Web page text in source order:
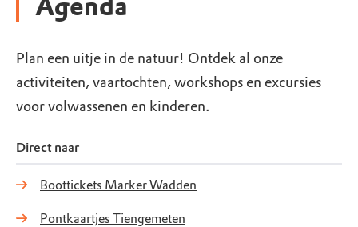
Agenda
Plan een uitje in de natuur! Ontdek al onze
activiteiten, vaartochten, workshops en excursies
voor volwassenen en kinderen.
Direct naar
Boottickets Marker Wadden
Pontkaartjes Tiengemeten